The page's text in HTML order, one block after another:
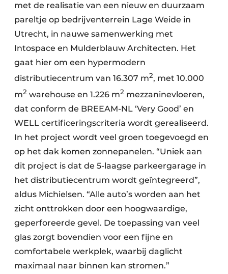
met de realisatie van een nieuw en duurzaam
pareltje op bedrijventerrein Lage Weide in
Utrecht, in nauwe samenwerking met
Intospace en Mulderblauw Architecten. Het
gaat hier om een hypermodern
distributiecentrum van 16.307 m2, met 10.000
m2 warehouse en 1.226 m2 mezzaninevloeren,
dat conform de BREEAM-NL ‘Very Good’ en
WELL certificeringscriteria wordt gerealiseerd.
In het project wordt veel groen toegevoegd en
op het dak komen zonnepanelen. “Uniek aan
dit project is dat de 5-laagse parkeergarage in
het distributiecentrum wordt geïntegreerd”,
aldus Michielsen. “Alle auto’s worden aan het
zicht onttrokken door een hoogwaardige,
geperforeerde gevel. De toepassing van veel
glas zorgt bovendien voor een fijne en
comfortabele werkplek, waarbij daglicht
maximaal naar binnen kan stromen.”